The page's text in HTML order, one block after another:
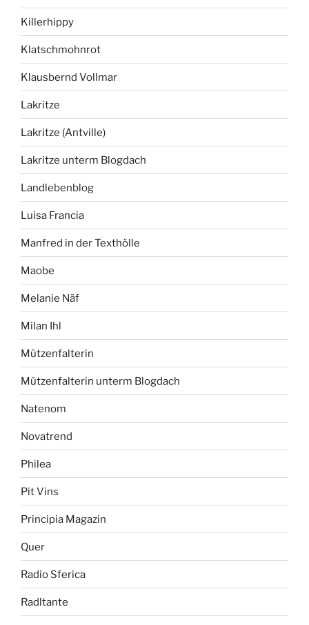
Killerhippy
Klatschmohnrot
Klausbernd Vollmar
Lakritze
Lakritze (Antville)
Lakritze unterm Blogdach
Landlebenblog
Luisa Francia
Manfred in der Texthölle
Maobe
Melanie Näf
Milan Ihl
Mützenfalterin
Mützenfalterin unterm Blogdach
Natenom
Novatrend
Philea
Pit Vins
Principia Magazin
Quer
Radio Sferica
Radltante